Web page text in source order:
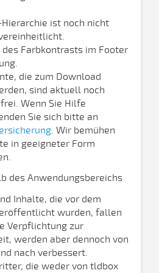
ist noch nicht
des Farbkontrasts im Footer
die zum Download
sind aktuell noch
Wenn Sie Hilfe
Sie sich bitte an
. Wir bemühen
in geeigneter Form
des Anwendungsbereichs
Inhalte, die vor dem
wurden, fallen
Verpflichtung zur
werden aber dennoch von
nach verbessert.
die weder von tldbox